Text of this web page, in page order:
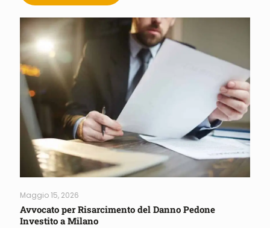
Maggio 15, 2026
Avvocato per Risarcimento del Danno Pedone
Investito a Milano